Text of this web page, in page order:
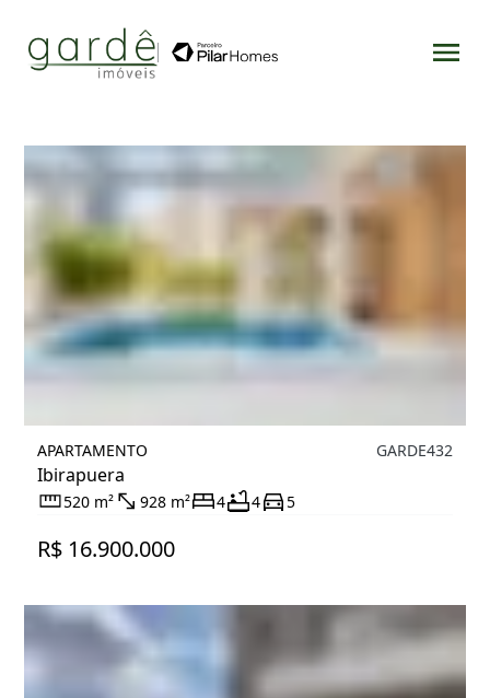
1
APARTAMENTO
Ibirapuera
GARDE432
520 m² 928 m² 4 4 5
R$ 16.900.000